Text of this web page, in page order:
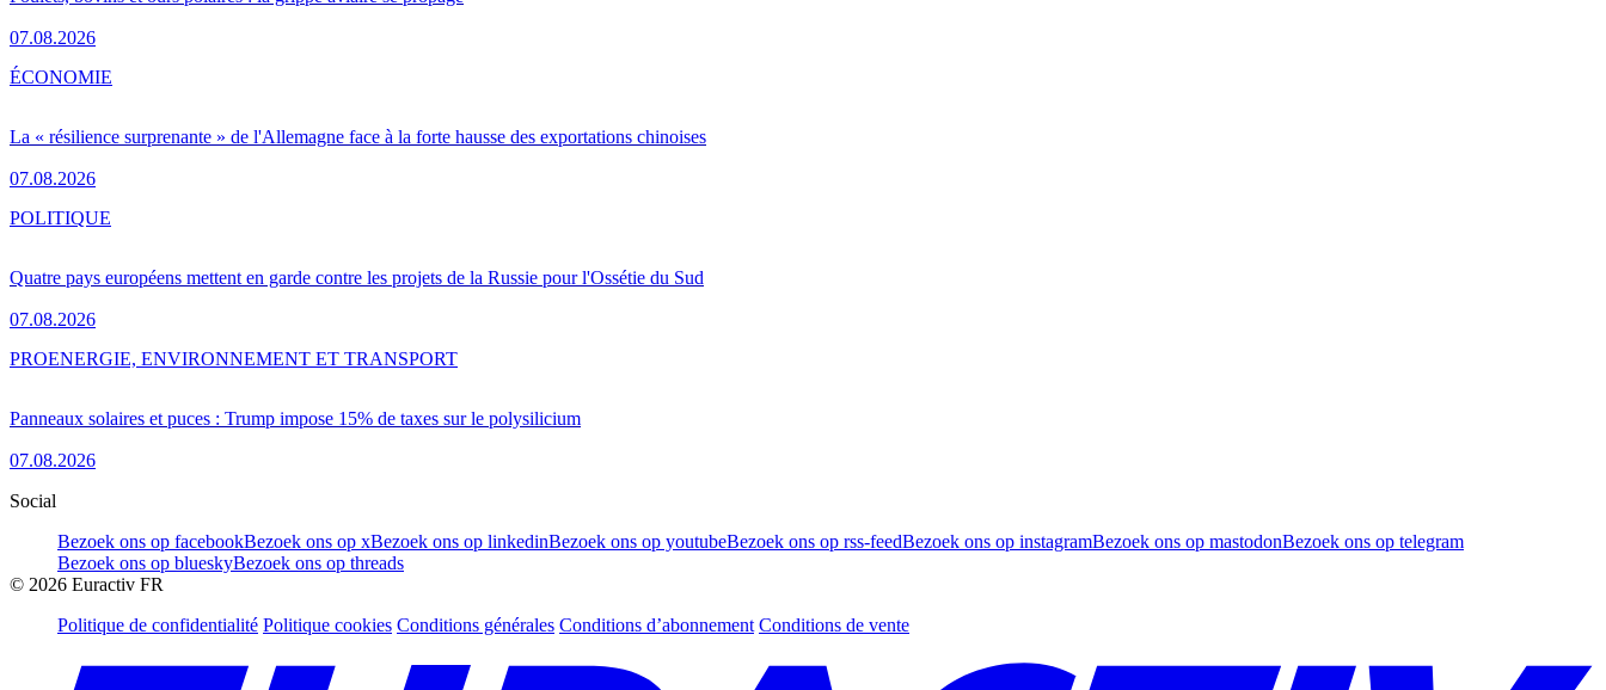
07.08.2026
La « résilience surprenante » de l'Allemagne face à la forte hausse des exportations chinoises
07.08.2026
ÉCONOMIE
Quatre pays européens mettent en garde contre les projets de la Russie pour l'Ossétie du Sud
07.08.2026
POLITIQUE
Panneaux solaires et puces : Trump impose 15% de taxes sur le polysilicium
07.08.2026
PROENERGIE, ENVIRONNEMENT ET TRANSPORT
Social
Bezoek ons op facebookBezoek ons op xBezoek ons op linkedinBezoek ons op youtubeBezoek ons op rss-feedBezoek ons op instagramBezoek ons op mastodonBezoek ons op telegram
Bezoek ons op blueskyBezoek ons op threads
© 2026 Euractiv FR
Politique de confidentialité Politique cookies Conditions générales Conditions d’abonnement Conditions de vente